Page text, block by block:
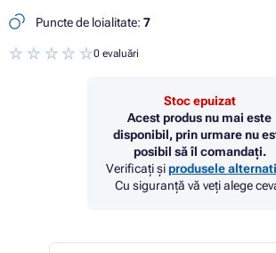
Puncte de loialitate: 7
0 evaluări
Stoc epuizat
Acest produs nu mai este
disponibil, prin urmare nu
posibil să îl comandați.
Verificați șiprodusele
Cu siguranță vă veți alege